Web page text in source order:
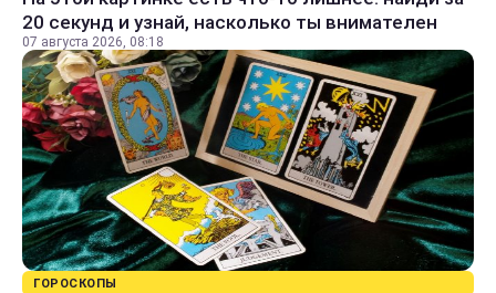
20 секунд и узнай, насколько ты внимателен
07 августа 2026, 08:18
ГОРОСКОПЫ